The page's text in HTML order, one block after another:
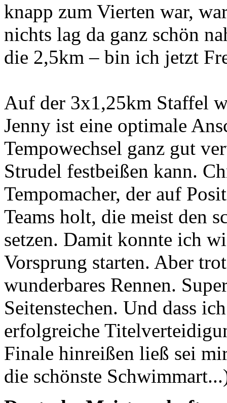
knapp zum Vierten war,
nichts lag da ganz schön
die 2,5km – bin ich jetzt
Auf der 3x1,25km Staffel
Jenny ist eine optimale
Tempowechsel ganz gut
Strudel festbeißen kann.
Tempomacher, der auf
Teams holt, die meist den
setzen. Damit konnte ich
Vorsprung starten. Aber
wunderbares Rennen.
Seitenstechen. Und dass
erfolgreiche
Finale hinreißen ließ sei
die schönste